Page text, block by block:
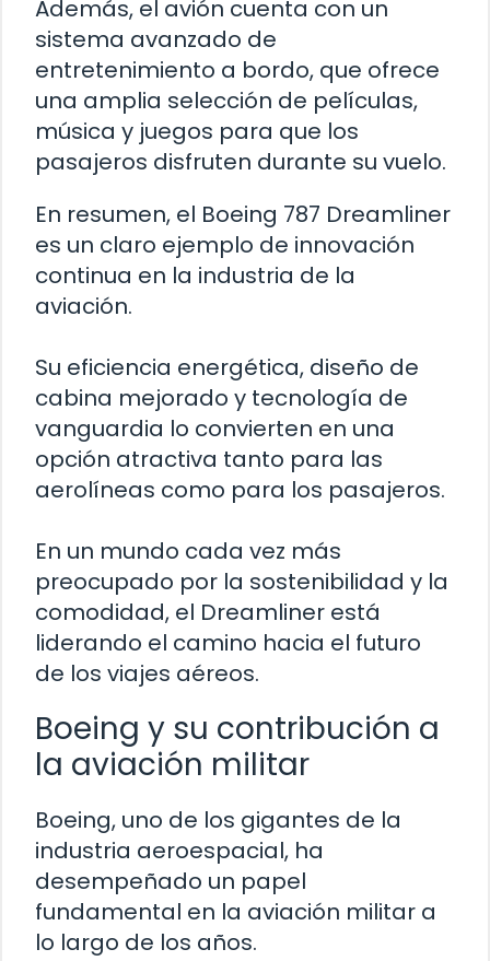
Además, el avión cuenta con un
sistema avanzado de
entretenimiento a bordo, que ofrece
una amplia selección de películas,
música y juegos para que los
pasajeros disfruten durante su vuelo.
En resumen, el Boeing 787 Dreamliner
es un claro ejemplo de innovación
continua en la industria de la
aviación.
Su eficiencia energética, diseño de
cabina mejorado y tecnología de
vanguardia lo convierten en una
opción atractiva tanto para las
aerolíneas como para los pasajeros.
En un mundo cada vez más
preocupado por la sostenibilidad y la
comodidad, el Dreamliner está
liderando el camino hacia el futuro
de los viajes aéreos.
Boeing y su contribución a
la aviación militar
Boeing, uno de los gigantes de la
industria aeroespacial, ha
desempeñado un papel
fundamental en la aviación militar a
lo largo de los años.